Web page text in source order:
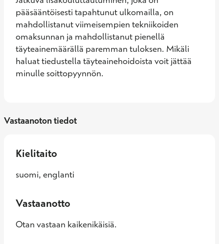
pääsääntöisesti tapahtunut ulkomailla, on
mahdollistanut viimeisempien tekniikoiden
omaksunnan ja mahdollistanut pienellä
täyteainemäärällä paremman tuloksen. Mikäli
haluat tiedustella täyteainehoidoista voit jättää
minulle soittopyynnön.
Vastaanoton tiedot
Kielitaito
suomi, englanti
Vastaanotto
Otan vastaan kaikenikäisiä.